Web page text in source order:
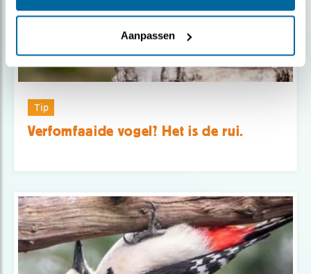
Aanpassen
Tip
Verfomfaaide vogel? Het is de rui.